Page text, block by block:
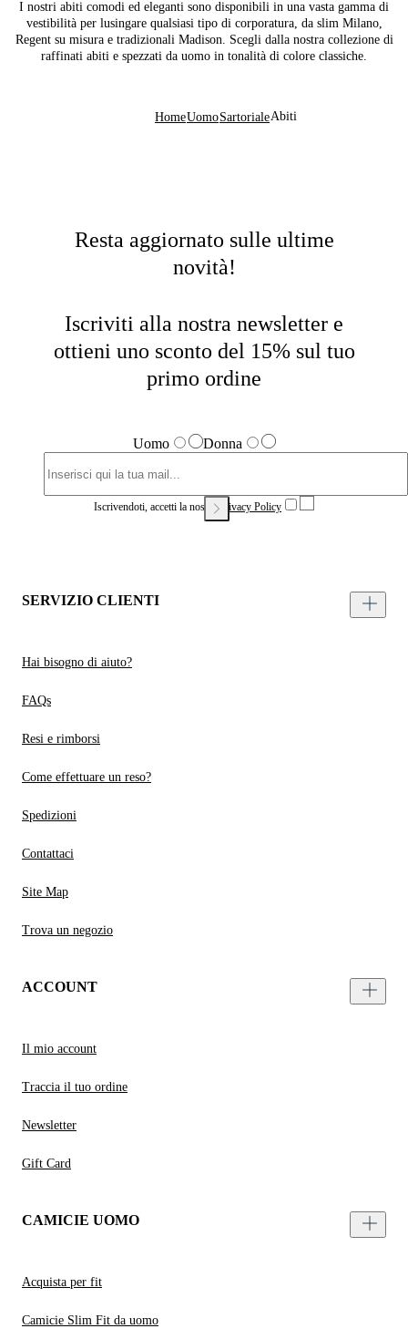
I nostri abiti comodi ed eleganti sono disponibili in una vasta gamma di
vestibilità per lusingare qualsiasi tipo di corporatura, da slim Milano,
Regent su misura e tradizionali Madison. Scegli dalla nostra collezione di
raffinati abiti e spezzati da uomo in tonalità di colore classiche.
HomeUomoSartorialeAbiti
Resta aggiornato sulle ultime
novità!
Iscriviti alla nostra newsletter e
ottieni uno sconto del 15% sul tuo
primo ordine
Uomo Donna
Iscrivendoti, accetti la nostraPrivacy Policy
SERVIZIO CLIENTI
Hai bisogno di aiuto?
FAQs
Resi e rimborsi
Come effettuare un reso?
Spedizioni
Contattaci
Site Map
Trova un negozio
ACCOUNT
Il mio account
Traccia il tuo ordine
Newsletter
Gift Card
CAMICIE UOMO
Acquista per fit
Camicie Slim Fit da uomo